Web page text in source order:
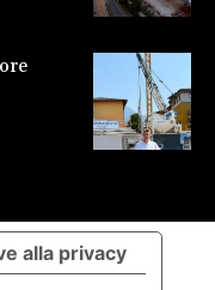
alla privacy